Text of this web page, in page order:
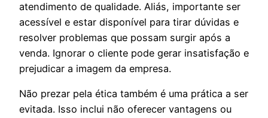
atendimento de qualidade. Aliás, importante ser
acessível e estar disponível para tirar dúvidas e
resolver problemas que possam surgir após a
venda. Ignorar o cliente pode gerar insatisfação e
prejudicar a imagem da empresa.
Não prezar pela ética também é uma prática a ser
evitada. Isso inclui não oferecer vantagens ou